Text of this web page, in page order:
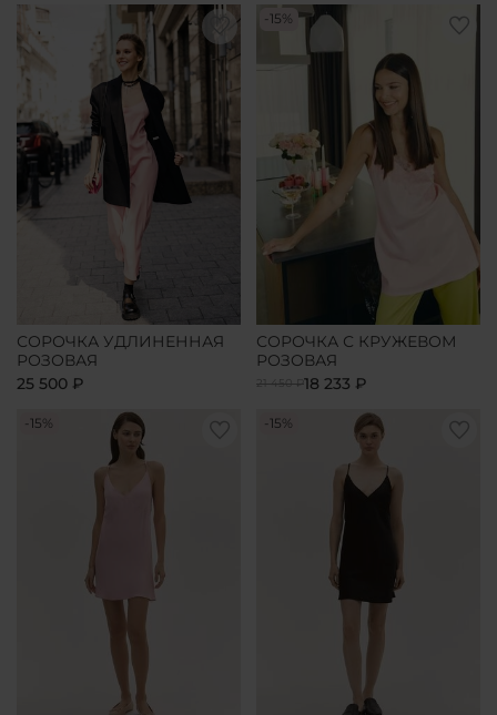
СОРОЧКА УДЛИНЕННАЯ
РОЗОВАЯ
25 500 ₽
-15%
СОРОЧКА С КРУЖЕВОМ
РОЗОВАЯ
21 450 ₽18 233 ₽
-15% -15%